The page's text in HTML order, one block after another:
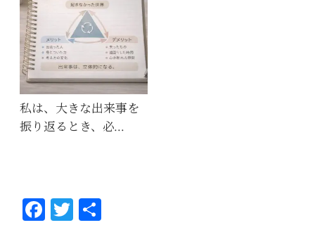
私は、大きな出来事を
振り返るとき、必…
Fa T